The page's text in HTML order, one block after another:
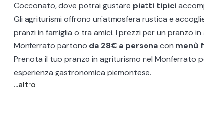
Cocconato, dove potrai gustare piatti tipici
Gli agriturismi offrono un'atmosfera rustica e
pranzi in famiglia o tra amici. I prezzi per un pranzo
Monferrato partono da 28€ a personacon menù
Prenota il tuo pranzo in agriturismo nel Monferrato
esperienza gastronomica piemontese.
...altro